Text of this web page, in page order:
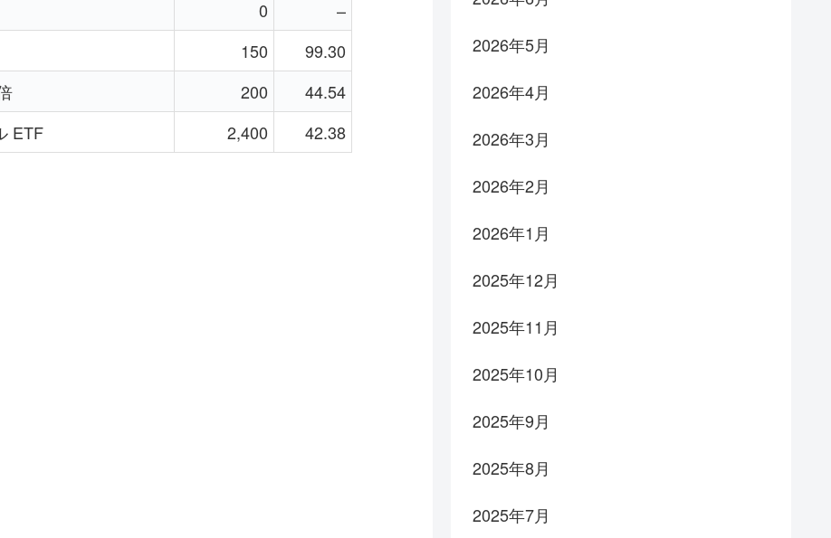
0
–
150
99.30
200
44.54
ETF
2,400 42.38
2026年5月
2026年4月
2026年3月
2026年2月
2026年1月
2025年12月
2025年11月
2025年10月
2025年9月
2025年8月
2025年7月